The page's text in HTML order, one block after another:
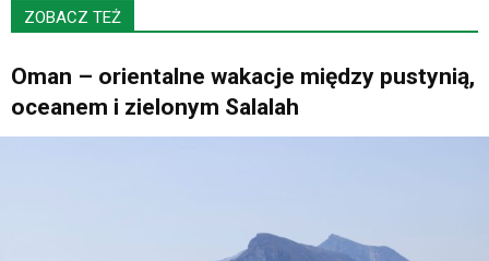
ZOBACZ TEŻ
Oman – orientalne wakacje między pustynią,
oceanem i zielonym Salalah